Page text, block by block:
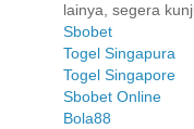
lainya, segera
Sbobet
Togel Singapura
Togel Singapore
Sbobet Online
Bola88